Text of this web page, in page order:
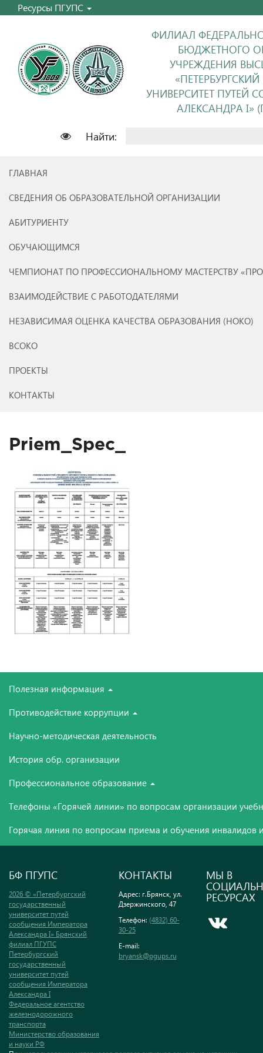
Ресурсы ПГУПС
ФИЛИАЛ
БЮДЖЕТНОГО
УЧРЕЖДЕНИЯ
УНИВЕРСИТЕТ ПУТЕЙ
АЛЕКСАНДРА I»
Найти:
ГЛАВНАЯ
СВЕДЕНИЯ ОБ ОБРАЗОВАТЕЛЬНОЙ ОРГАНИЗАЦИИ
АБИТУРИЕНТУ
ОБУЧАЮЩИМСЯ
ЧЕМПИОНАТ ПО ПРОФЕССИОНАЛЬНОМУ МАСТЕРСТВУ
ВЗАИМОДЕЙСТВИЕ С РАБОТОДАТЕЛЯМИ
НЕЗАВИСИМАЯ ОЦЕНКА КАЧЕСТВА ОБРАЗОВАНИЯ (НОКО)
ВСОКО
ПРОЕКТЫ
КОНТАКТЫ
Priem_Spec_
Полезная информация
Противодействие коррупции
Научно-методическая деятельность
История обр. организации
Профессиональное образование
Телефоны «Горячей линии» по вопросам организации
Горячая линия по вопросам приема и обучения инвалидов
БФ ПГУПС
2026 © «Петербургский
государственный
университет путей
сообщения Императора
Александра I» Брянский
филиал ПГУПС
Петербургский
государственный
университет путей
сообщения Императора
Александра I
Федеральное агентство
железнодорожного
транспорта
Министерство образования
и науки РФ
КОНТАКТЫ
Адрес: г.Брянск, ул.
Дзержинского, 47
Телефон: (4832) 60-
30-25
E-mail:
bryansk@pgups.ru
МЫ В
РЕСУРСАХ